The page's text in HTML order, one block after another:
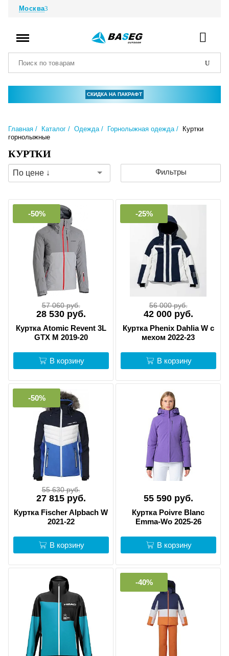
Москва
СКИДКА НА ПАКРАФТ
Главная Каталог Одежда Горнолыжная одежда
Куртки
горнолыжные
КУРТКИ
По цене ↓ Фильтры
-50%
57 060 руб.
28 530 руб.
Куртка Atomic Revent 3L
GTX M 2019-20
В корзину
-25%
56 000 руб.
42 000 руб.
Куртка Phenix Dahlia W c
мехом 2022-23
В корзину
-50%
55 630 руб.
27 815 руб.
Куртка Fischer Alpbach W
2021-22
В корзину
55 590 руб.
Куртка Poivre Blanc
Emma-Wo 2025-26
В корзину
-40%